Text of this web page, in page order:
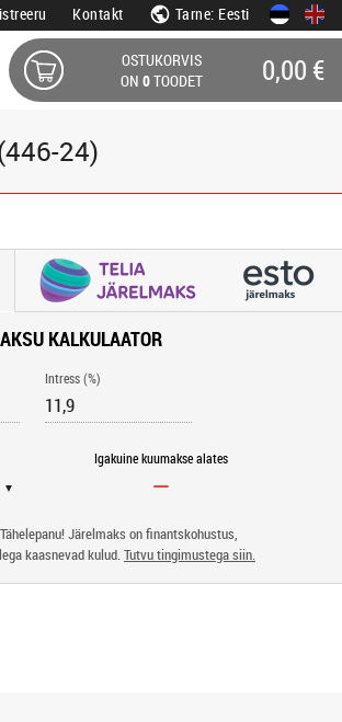
Kontakt Tarne: Eesti
OSTUKORVIS
ON 0TOODET 0,00 €
24)
KALKULAATOR
Intress (%)
▼
Igakuine kuumakse alates
Tähelepanu! Järelmaks on finantskohustus,
kaasnevad kulud.Tutvu tingimustega siin.